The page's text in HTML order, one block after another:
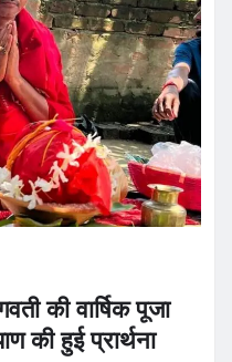
की वार्षिक पूजा
की हुई प्रार्थना